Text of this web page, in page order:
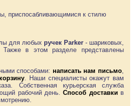
приспосабливающимися к стилю
для любых ручек Parker - шариковых,
в этом разделе представлены
способами: написать нам письмо,
. Наши специалисты окажут вам
Собственная курьерская служба
рабочий день.Способ доставкив